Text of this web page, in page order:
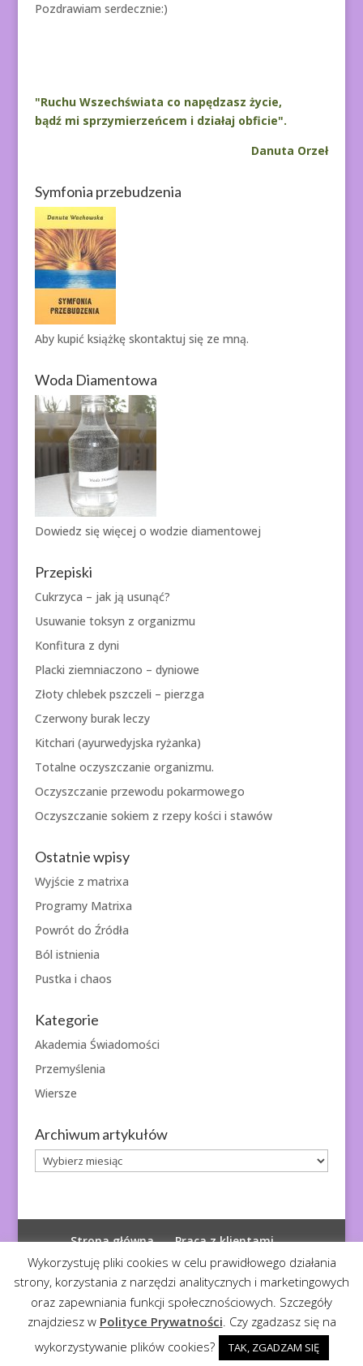
Pozdrawiam serdecznie:)
"Ruchu Wszechświata co napędzasz życie,
bądź mi sprzymierzeńcem i działaj obficie".
Danuta Orzeł
Symfonia przebudzenia
Aby kupić książkę skontaktuj się ze mną.
Woda Diamentowa
Dowiedz się więcej o wodzie diamentowej
Przepiski
Cukrzyca – jak ją usunąć?
Usuwanie toksyn z organizmu
Konfitura z dyni
Placki ziemniaczono – dyniowe
Złoty chlebek pszczeli – pierzga
Czerwony burak leczy
Kitchari (ayurwedyjska ryżanka)
Totalne oczyszczanie organizmu.
Oczyszczanie przewodu pokarmowego
Oczyszczanie sokiem z rzepy kości i stawów
Ostatnie wpisy
Wyjście z matrixa
Programy Matrixa
Powrót do Źródła
Ból istnienia
Pustka i chaos
Kategorie
Akademia Świadomości
Przemyślenia
Wiersze
Archiwum artykułów
Archiwum
artykułów
Strona główna
Praca z klientami
Polityka prywatności
© 2026 Diagnoza Duszy| Kopiowanie zabronione
Realizacja:Serwis4U - Narzędzia dla eMarketera
Wykorzystuję pliki cookies w celu prawidłowego działania
strony, korzystania z narzędzi analitycznych i marketingowych
oraz zapewniania funkcji społecznościowych. Szczegóły
znajdziesz w Polityce Prywatności. Czy zgadzasz się na
wykorzystywanie plików cookies?
TAK, ZGADZAM SIĘ